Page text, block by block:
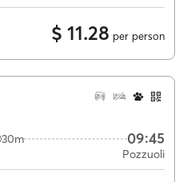
$ 11.28 per person
30m 09:45
Pozzuoli